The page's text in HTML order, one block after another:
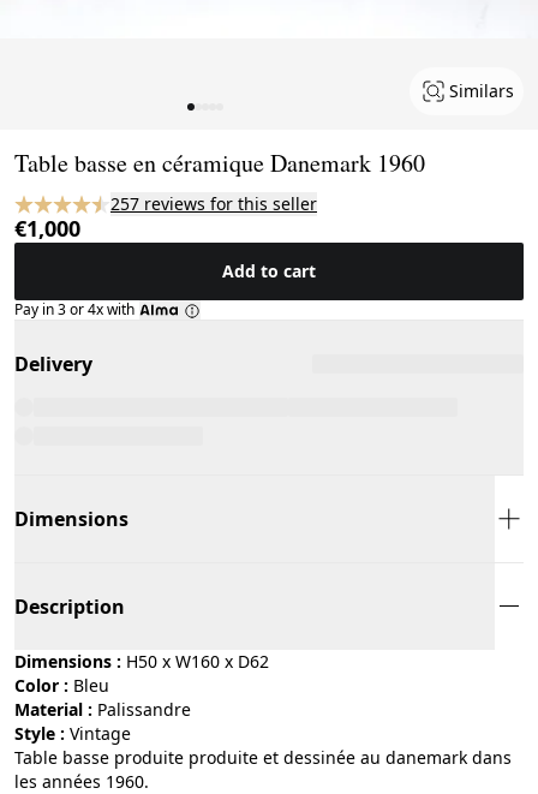
Similars
Table basse en céramique Danemark 1960
257 reviews for this seller
€1,000
Add to cart
Pay in 3 or 4x with
Delivery
Dimensions
Description
Dimensions : H50 x W160 x D62
Color :
bleu
Material :
palissandre
Style :
vintage
Table basse produite produite et dessinée au danemark dans
les années 1960.